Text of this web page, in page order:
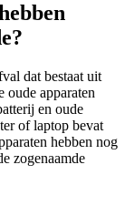
dat bestaat uit
oude apparaten
en oude
of laptop bevat
hebben nog
zogenaamde